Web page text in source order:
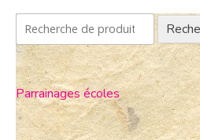
Parrainages écoles